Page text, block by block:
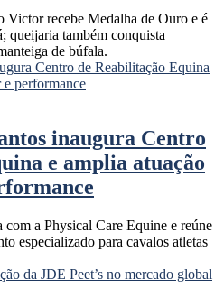
Victor recebe Medalha de Ouro e é
queijaria também conquista
de búfala.
inaugura Centro
e amplia atuação
com a Physical Care Equine e reúne
especializado para cavalos atletas